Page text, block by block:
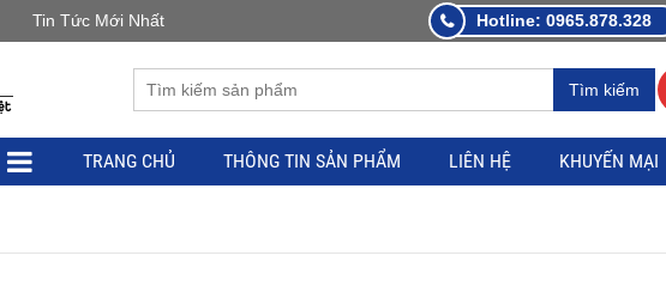
Tin Tức Mới Nhất Hotline: 0965.878.328
Tìm kiếm
TRANG CHỦ THÔNG TIN SẢN PHẨM LIÊN HỆ KHUYẾN MẠI